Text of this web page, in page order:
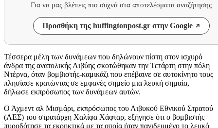
Για να μας βλέπεις πιο συχνά στα αποτελέσματα αναζήτησης
Προσθήκη της huffingtonpost.gr στην Google
Τέσσερα μέλη των δυνάμεων που δηλώνουν πίστη στον ισχυρό
άνδρα της ανατολικής Λιβύης σκοτώθηκαν την Τετάρτη στην πόλη
Ντέρνα, όταν βομβιστής-καμικάζι που επέβαινε σε αυτοκίνητο τους
πλησίασε κρατώντας σε εμφανές σημείο μια λευκή σημαία,
δήλωσε εκπρόσωπος των δυνάμεων αυτών.
Ο Άχμεντ αλ Μισμάρι, εκπρόσωπος του Λιβυκού Εθνικού Στρατού
(ΛΕΣ) του στρατάρχη Χαλίφα Χάφταρ, εξήγησε ότι ο βομβιστής
πυροδότησε τα εκρηκτικά με τα οποία ήταν παγιδευμένο το λευκό